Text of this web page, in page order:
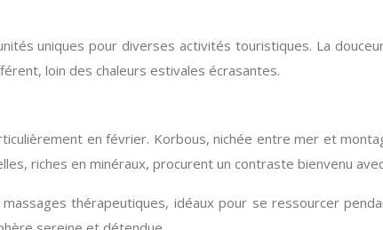
uniques pour diverses activités touristiques. La
loin des chaleurs estivales écrasantes.
en février. Korbous, nichée entre mer et
riches en minéraux, procurent un contraste bienvenu
thérapeutiques, idéaux pour se ressourcer